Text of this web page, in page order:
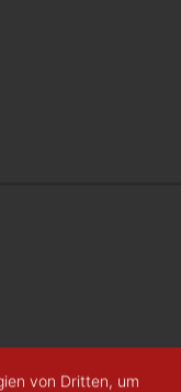
von Dritten, um